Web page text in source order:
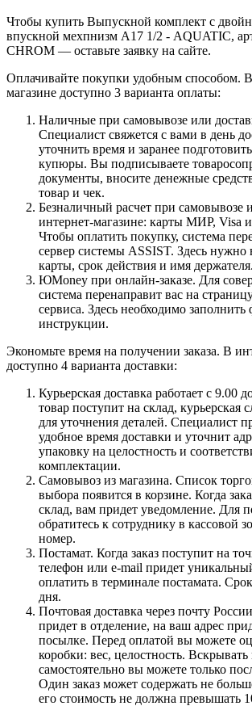
Чтобы купить Выпускной комплект с
впускной мехпнизм А17 1/2 - AQUATIC,
CHROM — оставьте заявку на сайте.
Оплачивайте покупки удобным способом.
магазине доступно 3 варианта оплаты:
Наличные при самовывозе или
Специалист свяжется с вами в день
уточнить время и заранее
купюры. Вы подписываете
документы, вносите денежные
товар и чек.
Безналичный расчет при самовывозе
интернет-магазине: карты МИР, Visa
Чтобы оплатить покупку, система
сервер системы ASSIST. Здесь нужно
карты, срок действия и имя держателя.
ЮMoney при онлайн-заказе. Для
система перенаправит вас на
сервиса. Здесь необходимо
инструкции.
Экономьте время на получении заказа. В
доступно 4 варианта доставки:
Курьерская доставка работает с 9.00
товар поступит на склад, курьерская
для уточнения деталей. Специалист
удобное время доставки и уточнит
упаковку на целостность и
комплектации.
Самовывоз из магазина. Список
выбора появится в корзине. Когда
склад, вам придет уведомление. Для
обратитесь к сотруднику в кассовой
номер.
Постамат. Когда заказ поступит на
телефон или e-mail придет
оплатить в терминале постамата.
дня.
Почтовая доставка через почту
придет в отделение, на ваш адрес
посылке. Перед оплатой вы можете
коробки: вес, целостность. Вскрывать
самостоятельно вы можете только
Один заказ может содержать не
его стоимость не должна превышать